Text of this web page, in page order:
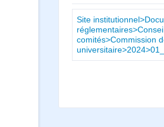
Site
comités>Commission